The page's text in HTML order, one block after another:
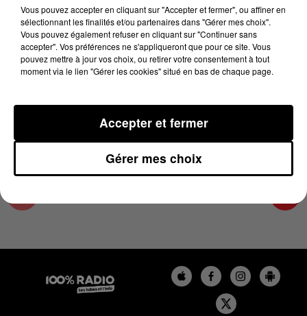
22 février 2024 - 4 min 28 sec
LES INFOS DU GRAND TOULOUSE DU
22/02/2024 À 18H00
Podcasts infos du grand Toulouse
Vous pouvez accepter en cliquant sur "Accepter et fermer", ou affiner en
sélectionnant les finalités et/ou partenaires dans "Gérer mes choix".
Vous pouvez également refuser en cliquant sur "Continuer sans
accepter". Vos préférences ne s'appliqueront que pour ce site. Vous
pouvez mettre à jour vos choix, ou retirer votre consentement à tout
moment via le lien "Gérer les cookies" situé en bas de chaque page.
Gérer mes choix
Accepter et fermer